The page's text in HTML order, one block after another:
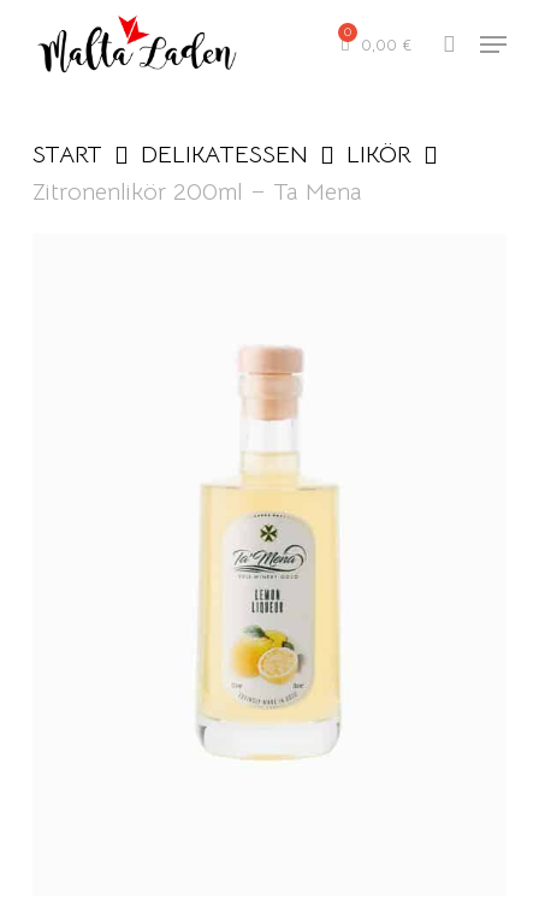
0,00 € search
Menu
START DELIKATESSEN
LIKÖR
Zitronenlikör 200ml – Ta Mena